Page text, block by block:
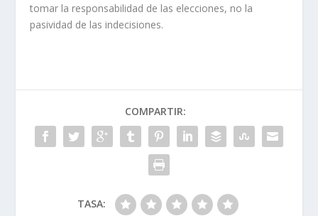
tomar la responsabilidad de las elecciones, no la
pasividad de las indecisiones.
COMPARTIR:
TASA: